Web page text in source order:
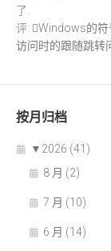
了.
评:
Windows的符
访问时的跟随跳转
按月归档
▼ 2026 (41)
8 月 (2)
7 月 (10)
6 月 (14)